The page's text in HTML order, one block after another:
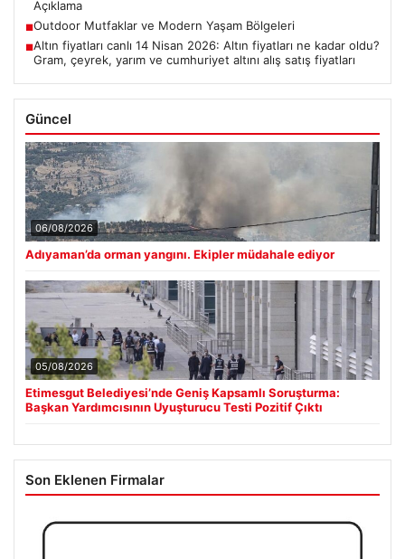
Açıklama
■Outdoor Mutfaklar ve Modern Yaşam Bölgeleri
■Altın fiyatları canlı 14 Nisan 2026: Altın fiyatları ne kadar oldu?
Gram, çeyrek, yarım ve cumhuriyet altını alış satış fiyatları
Güncel
06/08/2026
Adıyaman’da orman yangını. Ekipler müdahale ediyor
05/08/2026
Etimesgut Belediyesi’nde Geniş Kapsamlı Soruşturma:
Başkan Yardımcısının Uyuşturucu Testi Pozitif Çıktı
Son Eklenen Firmalar